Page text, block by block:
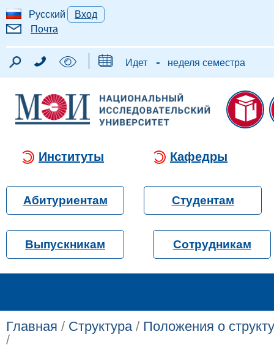
Русский
Вход
Почта
Идет - неделя семестра
Институты Кафедры
Абитуриентам Студентам
Выпускникам Сотрудникам
Главная / Структура/ Положения о
/